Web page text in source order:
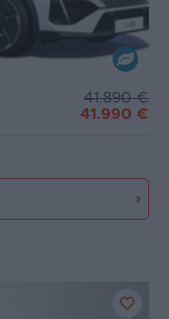
41.890 €
41.990 €